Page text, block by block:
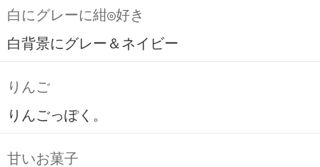
白にグレーに紺◎好き
白背景にグレー＆ネイビー
りんご
りんごっぽく。
甘いお菓子